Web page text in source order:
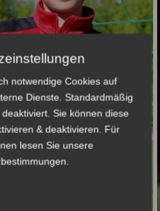
notwendige Cookies auf
Dienste. Standardmäßig
Sie können diese
& deaktivieren. Für
lesen Sie unsere